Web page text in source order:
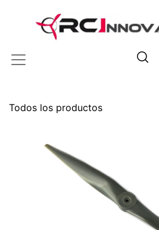
Todos los productos